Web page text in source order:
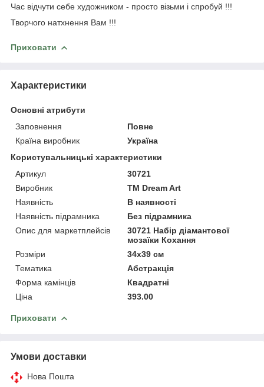
Час відчути себе художником - просто візьми і спробуй !!!
Творчого натхнення Вам !!!
Приховати
Характеристики
Основні атрибути
Заповнення
Повне
Країна виробник
Україна
Користувальницькі характеристики
Артикул
30721
Виробник
ТМ Dream Art
Наявність
В наявності
Наявність підрамника
Без підрамника
Опис для маркетплейсів
30721 Набір діамантової
мозаїки Кохання
Розміри
34x39 см
Тематика
Абстракція
Форма камінців
Квадратні
Ціна
393.00
Приховати
Умови доставки
Нова Пошта